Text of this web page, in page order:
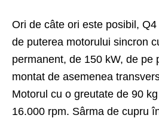
Ori de câte ori este posibil,
de puterea motorului sincron
permanent, de 150 kW, de pe
montat de asemenea
Motorul cu o greutate de 90
16.000 rpm. Sârma de cupru